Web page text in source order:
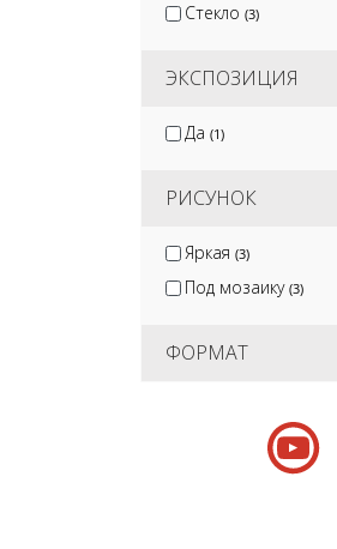
Стекло (3)
ЭКСПОЗИЦИЯ
Да (1)
РИСУНОК
Яркая (3)
Под мозаику (3)
ФОРМАТ